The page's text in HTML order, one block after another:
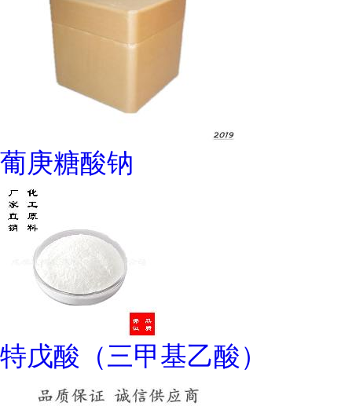
葡庚糖酸钠
特戊酸（三甲基乙酸）